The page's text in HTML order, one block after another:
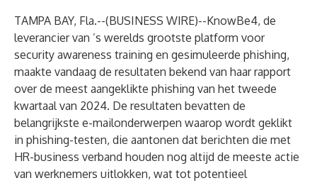
TAMPA BAY, Fla.--(BUSINESS WIRE)--KnowBe4, de
leverancier van ’s werelds grootste platform voor
security awareness training en gesimuleerde phishing,
maakte vandaag de resultaten bekend van haar rapport
over de meest aangeklikte phishing van het tweede
kwartaal van 2024. De resultaten bevatten de
belangrijkste e-mailonderwerpen waarop wordt geklikt
in phishing-testen, die aantonen dat berichten die met
HR-business verband houden nog altijd de meeste actie
van werknemers uitlokken, wat tot potentieel